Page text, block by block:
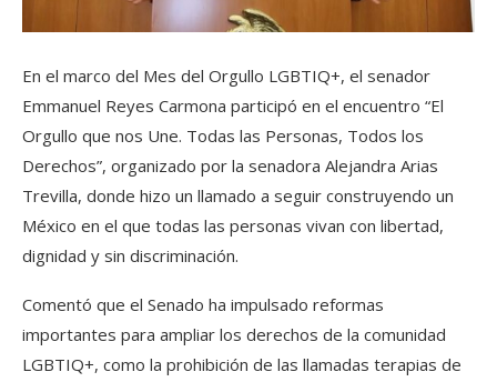
En el marco del Mes del Orgullo LGBTIQ+, el senador
Emmanuel Reyes Carmona participó en el encuentro “El
Orgullo que nos Une. Todas las Personas, Todos los
Derechos”, organizado por la senadora Alejandra Arias
Trevilla, donde hizo un llamado a seguir construyendo un
México en el que todas las personas vivan con libertad,
dignidad y sin discriminación.
Comentó que el Senado ha impulsado reformas
importantes para ampliar los derechos de la comunidad
LGBTIQ+, como la prohibición de las llamadas terapias de